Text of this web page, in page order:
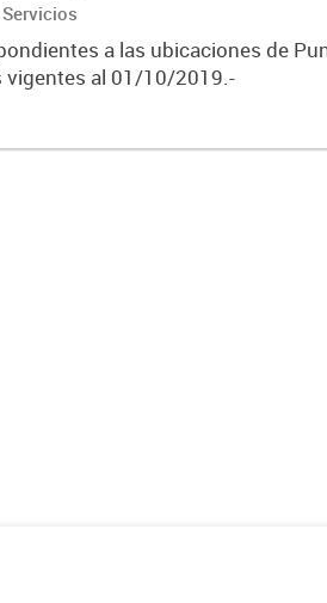
a las ubicaciones de
vigentes al 01/10/2019.-